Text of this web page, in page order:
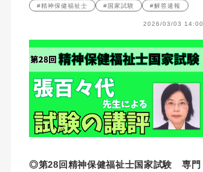
#精神保健福祉士 #国家試験 #解答速報
2026/03/03 14:00
◎第28回精神保健福祉士国家試験 専門